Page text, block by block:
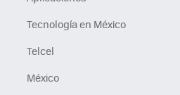
Tecnología en México
Telcel
México